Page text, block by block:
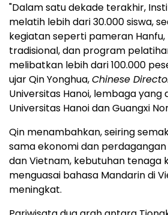
"Dalam satu dekade terakhir,
melatih lebih dari 30.000 siswa,
kegiatan seperti pameran
tradisional, dan program
melibatkan lebih dari 100.000
ujar Qin Yonghua,Chinese
Universitas Hanoi, lembaga yang
Universitas Hanoi dan Guangxi
Qin menambahkan, seiring
sama ekonomi dan
dan Vietnam, kebutuhan tenaga
menguasai bahasa Mandarin di
meningkat.